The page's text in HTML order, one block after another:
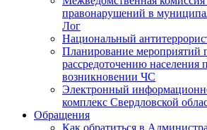
правонарушений в
Лог
Национальный
Планирование мероприятий
рассредоточению населения
возникновении ЧС
Электронный
комплекс Свердловской
Обращения
Как обратиться в